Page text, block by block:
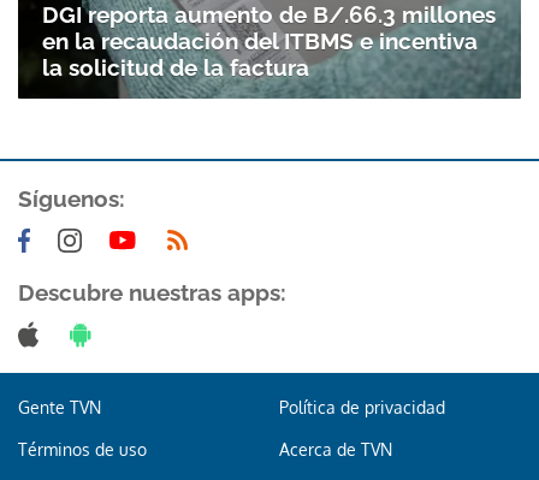
DGI reporta aumento de B/.66.3 millones
en la recaudación del ITBMS e incentiva
la solicitud de la factura
Síguenos:
Descubre nuestras apps:
Gente TVN Política de privacidad
Términos de uso Acerca de TVN